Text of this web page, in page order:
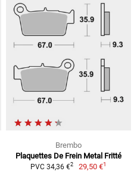
Brembo
Plaquettes De Frein Metal Fritté
PVC 34,36 €2 29,50 €1